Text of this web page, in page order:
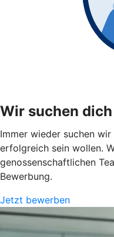
Wir suchen dich
Immer wieder suchen
erfolgreich sein wollen.
genossenschaftlichen
Bewerbung.
Jetzt bewerben